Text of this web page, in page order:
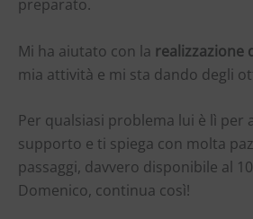
preparato.
Mi ha aiutato con la realizzazione
mia attività e mi sta dando degli
Per qualsiasi problema lui è lì per
supporto e ti spiega con molta
passaggi, davvero disponibile al
Domenico, continua così!